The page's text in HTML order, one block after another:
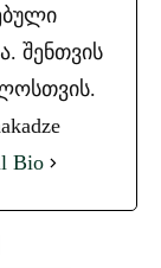
შენთვის
Bio